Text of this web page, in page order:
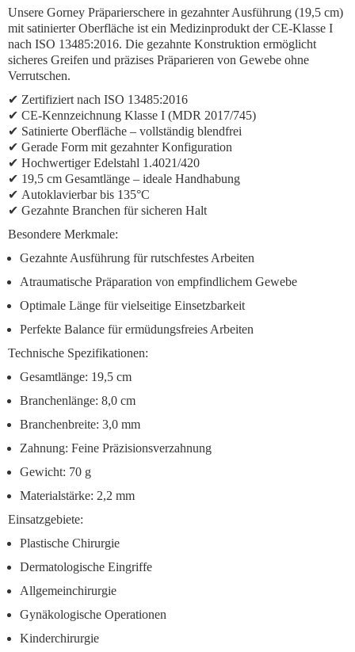
Unsere Gorney Präparierschere in gezahnter Ausführung (19,5 cm)
mit satinierter Oberfläche ist ein Medizinprodukt der CE-Klasse I
nach ISO 13485:2016. Die gezahnte Konstruktion ermöglicht
sicheres Greifen und präzises Präparieren von Gewebe ohne
Verrutschen.
✔ Zertifiziert nach ISO 13485:2016
✔ CE-Kennzeichnung Klasse I (MDR 2017/745)
✔ Satinierte Oberfläche – vollständig blendfrei
✔ Gerade Form mit gezahnter Konfiguration
✔ Hochwertiger Edelstahl 1.4021/420
✔ 19,5 cm Gesamtlänge – ideale Handhabung
✔ Autoklavierbar bis 135°C
✔ Gezahnte Branchen für sicheren Halt
Besondere Merkmale:
Gezahnte Ausführung für rutschfestes Arbeiten
Atraumatische Präparation von empfindlichem Gewebe
Optimale Länge für vielseitige Einsetzbarkeit
Perfekte Balance für ermüdungsfreies Arbeiten
Technische Spezifikationen:
Gesamtlänge: 19,5 cm
Branchenlänge: 8,0 cm
Branchenbreite: 3,0 mm
Zahnung: Feine Präzisionsverzahnung
Gewicht: 70 g
Materialstärke: 2,2 mm
Einsatzgebiete:
Plastische Chirurgie
Dermatologische Eingriffe
Allgemeinchirurgie
Gynäkologische Operationen
Kinderchirurgie